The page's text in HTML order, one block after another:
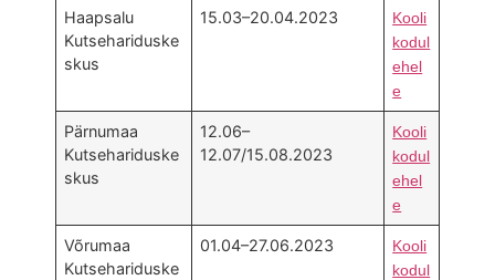
Haapsalu
Kutsehariduske
skus
15.03–20.04.2023
Kooli
kodul
ehel
e
Pärnumaa
Kutsehariduske
skus
12.06–
12.07/15.08.2023
Kooli
kodul
ehel
e
Võrumaa
Kutsehariduske
01.04–27.06.2023
Kooli
kodul